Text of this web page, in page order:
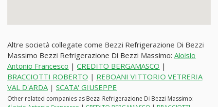
Altre società collegate come Bezzi Refrigerazione Di Bezzi
Massimo Bezzi Refrigerazione Di Bezzi Massimo: Aloisio
Antonio Francesco | CREDITO BERGAMASCO |
BRACCIOTTI ROBERTO | REBOANI VITTORIO VETRERIA
VAL D'ARDA| SCATA' GIUSEPPE
Other related companies as Bezzi Refrigerazione Di Bezzi Massimo: